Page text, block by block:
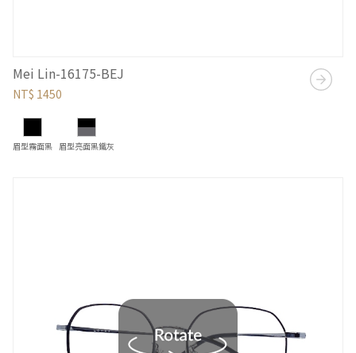
Mei Lin-16175-BEJ
NT$ 1450
眉型霧面黑 眉型亮面黑鐵灰